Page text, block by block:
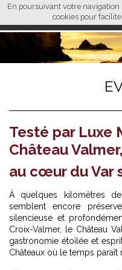
En poursuivant votre navigation
cookies pour
L M
Testé par Luxe
Château
au cœur du Var
À quelques kilomètres de
semblent encore
silencieuse et
Croix-Valmer, le Château
gastronomie étoilée et
Châteaux où le temps paraît